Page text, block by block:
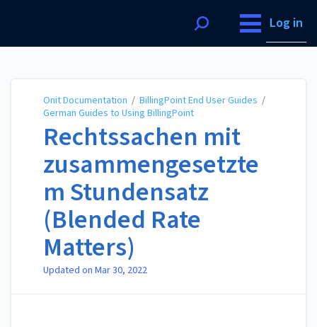
Log in
Onit Documentation / BillingPoint End User Guides /
German Guides to Using BillingPoint
Rechtssachen mit
zusammengesetzte
m Stundensatz
(Blended Rate
Matters)
Updated on Mar 30, 2022